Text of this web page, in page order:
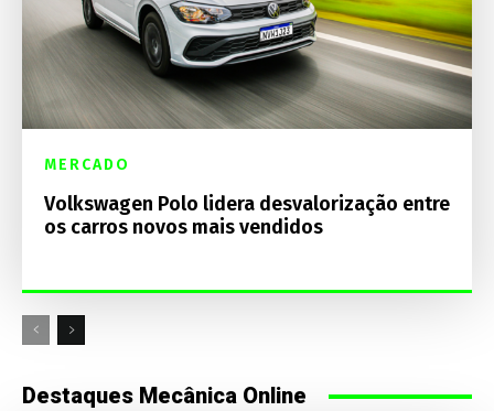
MERCADO
Volkswagen Polo lidera desvalorização entre
os carros novos mais vendidos
Destaques Mecânica Online